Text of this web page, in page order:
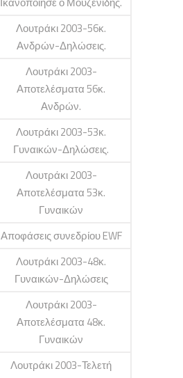
Λουτράκι 2003-56κ.
Ανδρών-Δηλώσεις.
Λουτράκι 2003-
Αποτελέσματα 56κ.
Ανδρών.
Λουτράκι 2003-53κ.
Γυναικών-Δηλώσεις.
Λουτράκι 2003-
Αποτελέσματα 53κ.
Γυναικών
Αποφάσεις συνεδρίου EWF
Λουτράκι 2003-48κ.
Γυναικών-Δηλώσεις
Λουτράκι 2003-
Αποτελέσματα 48κ.
Γυναικών
Λουτράκι 2003-Τελετή